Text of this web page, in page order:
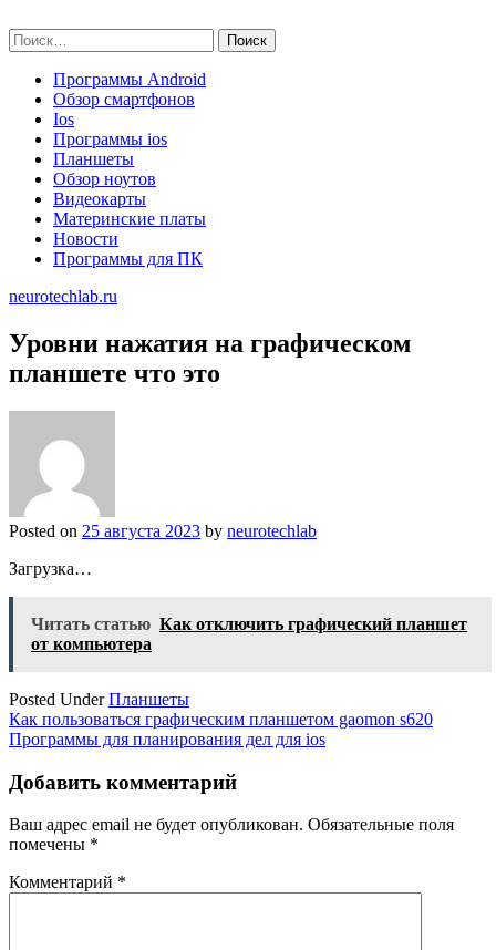
to
content
Найти:
Программы Android
Обзор смартфонов
Ios
Программы ios
Планшеты
Обзор ноутов
Видеокарты
Материнские платы
Новости
Программы для ПК
neurotechlab.ru
Уровни нажатия на графическом
планшете что это
Posted on 25 августа 2023 by neurotechlab
Загрузка…
Читать статью Как отключить графический планшет
от компьютера
Posted UnderПланшеты
Навигация
по
записям
Как пользоваться графическим планшетом gaomon s620
Программы для планирования дел для ios
Добавить комментарий
Ваш адрес email не будет опубликован. Обязательные поля
помечены *
Комментарий *